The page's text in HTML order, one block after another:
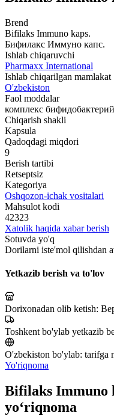
Brend
Bifilaks Immuno kaps.
Бифилакс Иммуно капс.
Ishlab chiqaruvchi
Pharmaxx International
Ishlab chiqarilgan mamlakat
O'zbekiston
Faol moddalar
комплекс бифидобактерий
Chiqarish shakli
Kapsula
Qadoqdagi miqdori
9
Berish tartibi
Retseptsiz
Kategoriya
Oshqozon-ichak vositalari
Mahsulot kodi
42323
Xatolik haqida xabar berish
Sotuvda yo'q
Dorilarni iste'mol qilishdan
Yetkazib berish va to'lov
Dorixonadan olib ketish:
Toshkent bo'ylab yetkazib
O'zbekiston bo'ylab: tarifga
Yo'riqnoma
Bifilaks Immuno
yo‘riqnoma